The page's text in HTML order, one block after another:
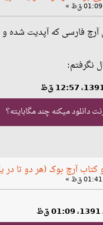
آرچ فارسی که آپدیت شده
نگرفتم:
دانلود میکنه چند مگابایته؟
آرچ بوک (هر دو تا در